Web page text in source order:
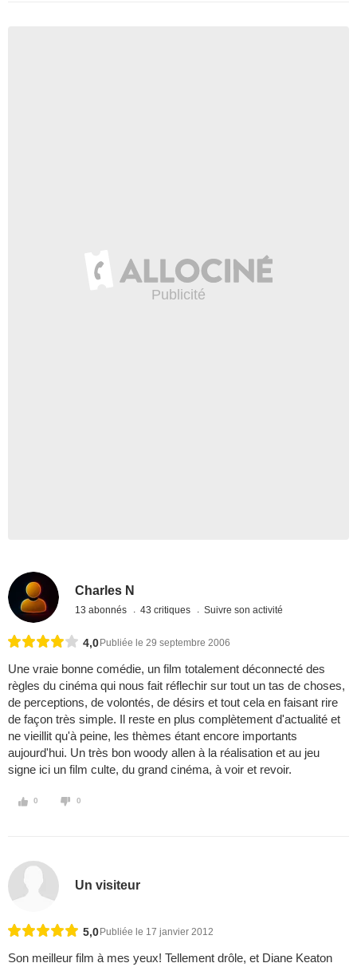
Charles N
13 abonnés 43 critiques Suivre son activité
4,0 Publiée le 29 septembre 2006
Une vraie bonne comédie, un film totalement déconnecté des
règles du cinéma qui nous fait réflechir sur tout un tas de choses,
de perceptions, de volontés, de désirs et tout cela en faisant rire
de façon très simple. Il reste en plus complètement d'actualité et
ne vieillit qu'à peine, les thèmes étant encore importants
aujourd'hui. Un très bon woody allen à la réalisation et au jeu
signe ici un film culte, du grand cinéma, à voir et revoir.
0 0
Un visiteur
5,0 Publiée le 17 janvier 2012
Son meilleur film à mes yeux! Tellement drôle, et Diane Keaton